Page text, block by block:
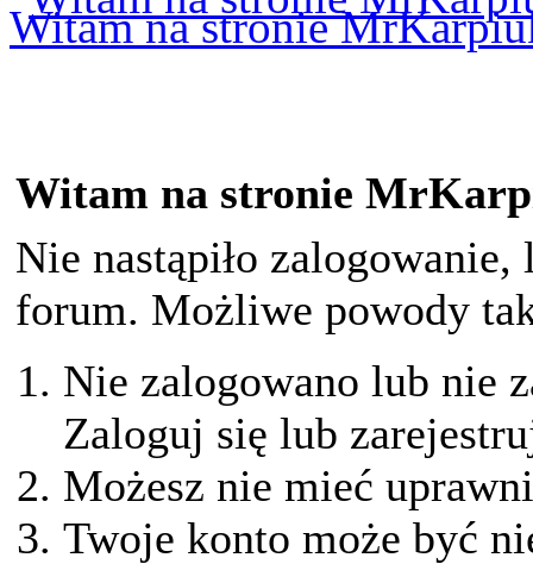
Witam na stronie
Witam na stronie
Nie nastąpiło
forum. Możliwe powody
Nie zalogowano lub nie
Zaloguj się lub
Możesz nie mieć
Twoje konto może być